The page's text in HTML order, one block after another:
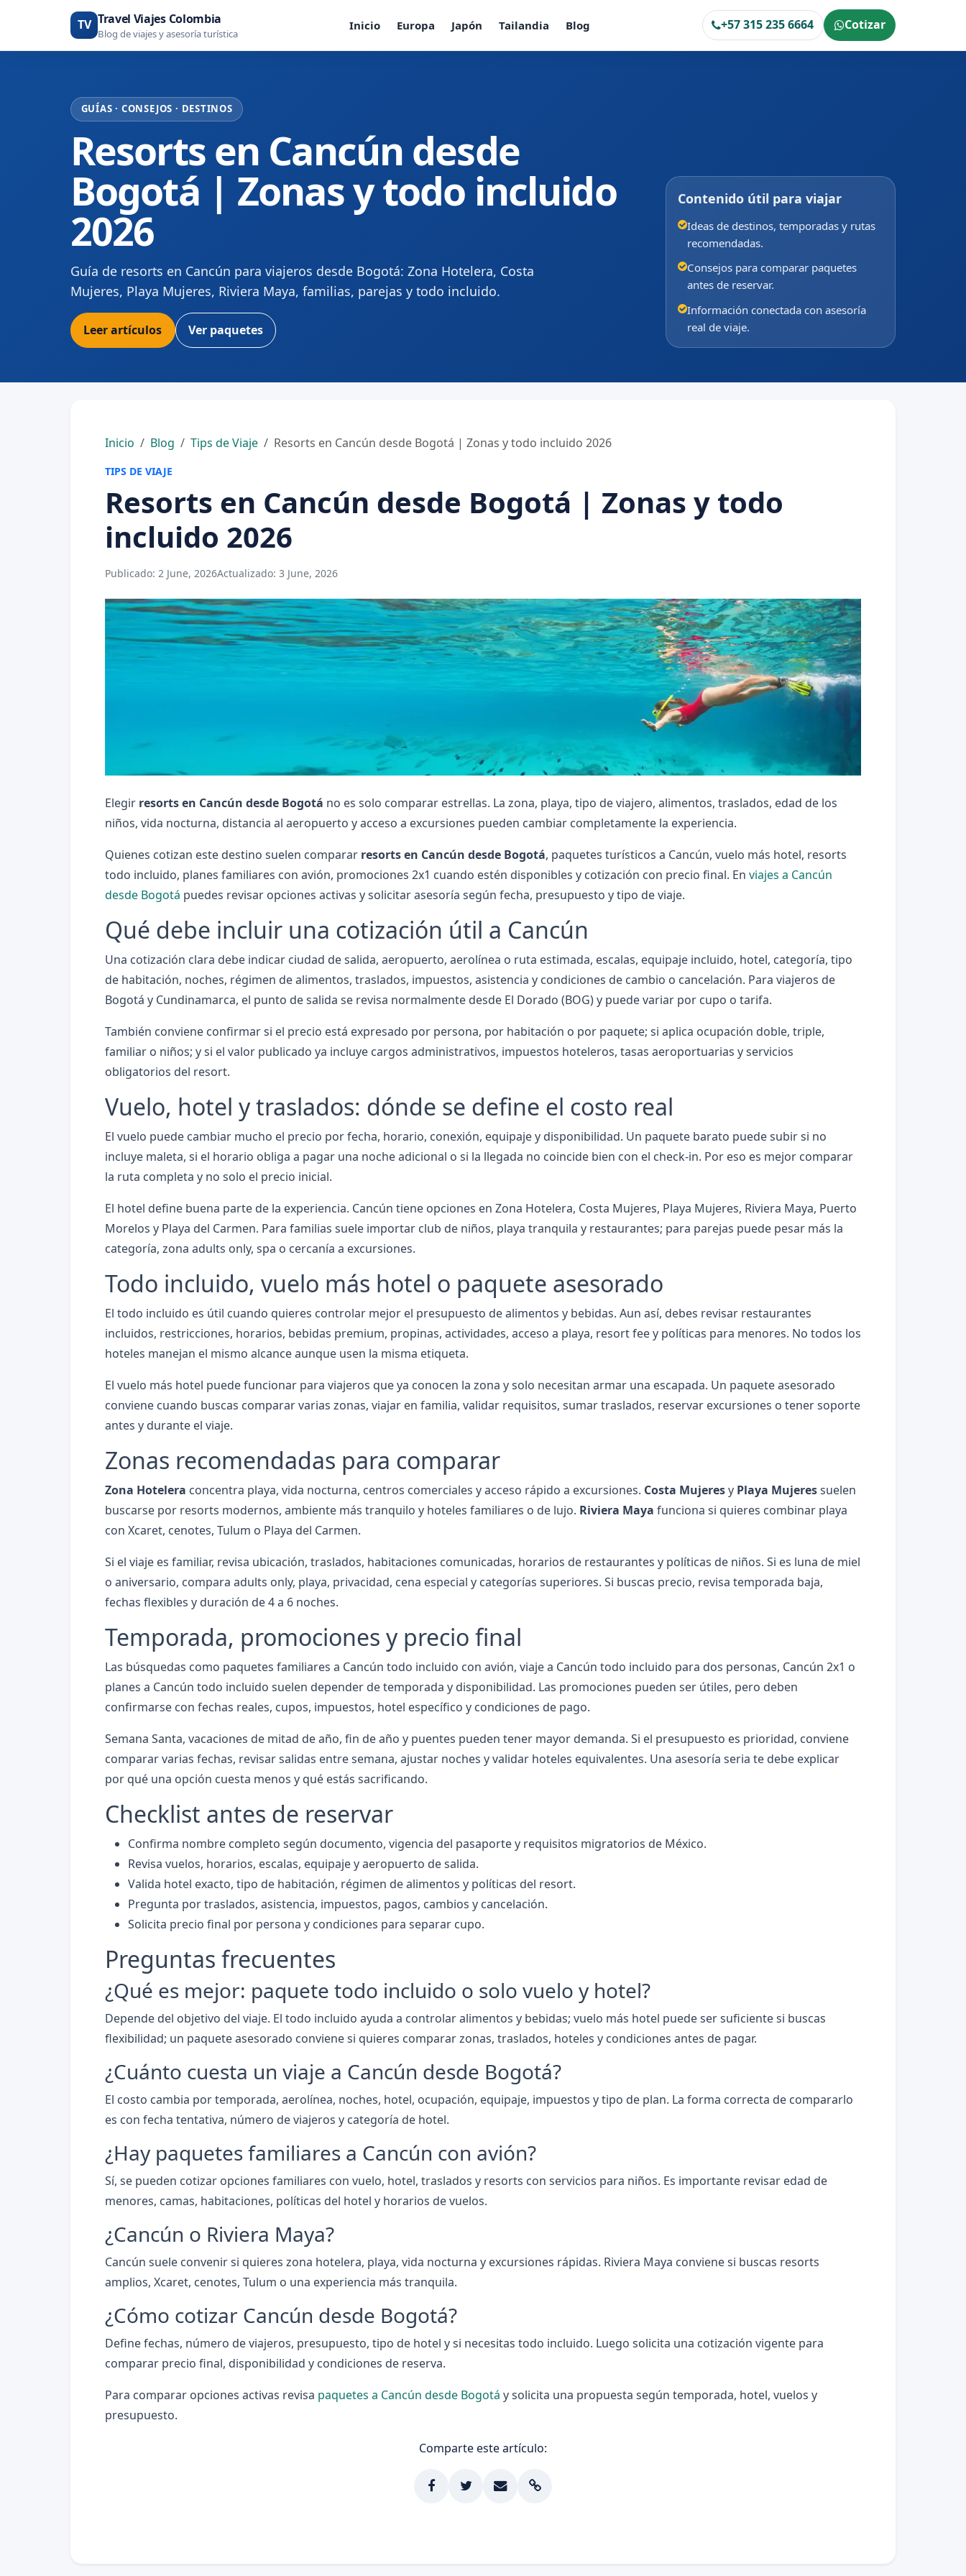
TV Travel Viajes Colombia
Blog de viajes y asesoría turística
Inicio Europa Japón Tailandia Blog +57 315 235 6664 Cotizar
GUÍAS · CONSEJOS · DESTINOS
Resorts en Cancún desde
Bogotá | Zonas y todo incluido
2026
Guía de resorts en Cancún para viajeros desde Bogotá: Zona Hotelera, Costa
Mujeres, Playa Mujeres, Riviera Maya, familias, parejas y todo incluido.
Leer artículos Ver paquetes
Contenido útil para viajar
Ideas de destinos, temporadas y rutas
recomendadas.
Consejos para comparar paquetes
antes de reservar.
Información conectada con asesoría
real de viaje.
Inicio Blog Tips de Viaje Resorts en Cancún desde Bogotá | Zonas y todo incluido 2026
TIPS DE VIAJE
Resorts en Cancún desde Bogotá | Zonas y todo
incluido 2026
Publicado: 2 June, 2026Actualizado: 3 June, 2026
Elegir resorts en Cancún desde Bogotá no es solo comparar estrellas. La zona, playa, tipo de viajero, alimentos, traslados, edad de los
niños, vida nocturna, distancia al aeropuerto y acceso a excursiones pueden cambiar completamente la experiencia.
Quienes cotizan este destino suelen comparar resorts en Cancún desde Bogotá, paquetes turísticos a Cancún, vuelo más hotel, resorts
todo incluido, planes familiares con avión, promociones 2x1 cuando estén disponibles y cotización con precio final. En viajes a Cancún
desde Bogotá puedes revisar opciones activas y solicitar asesoría según fecha, presupuesto y tipo de viaje.
Qué debe incluir una cotización útil a Cancún
Una cotización clara debe indicar ciudad de salida, aeropuerto, aerolínea o ruta estimada, escalas, equipaje incluido, hotel, categoría, tipo
de habitación, noches, régimen de alimentos, traslados, impuestos, asistencia y condiciones de cambio o cancelación. Para viajeros de
Bogotá y Cundinamarca, el punto de salida se revisa normalmente desde El Dorado (BOG) y puede variar por cupo o tarifa.
También conviene confirmar si el precio está expresado por persona, por habitación o por paquete; si aplica ocupación doble, triple,
familiar o niños; y si el valor publicado ya incluye cargos administrativos, impuestos hoteleros, tasas aeroportuarias y servicios
obligatorios del resort.
Vuelo, hotel y traslados: dónde se define el costo real
El vuelo puede cambiar mucho el precio por fecha, horario, conexión, equipaje y disponibilidad. Un paquete barato puede subir si no
incluye maleta, si el horario obliga a pagar una noche adicional o si la llegada no coincide bien con el check-in. Por eso es mejor comparar
la ruta completa y no solo el precio inicial.
El hotel define buena parte de la experiencia. Cancún tiene opciones en Zona Hotelera, Costa Mujeres, Playa Mujeres, Riviera Maya, Puerto
Morelos y Playa del Carmen. Para familias suele importar club de niños, playa tranquila y restaurantes; para parejas puede pesar más la
categoría, zona adults only, spa o cercanía a excursiones.
Todo incluido, vuelo más hotel o paquete asesorado
El todo incluido es útil cuando quieres controlar mejor el presupuesto de alimentos y bebidas. Aun así, debes revisar restaurantes
incluidos, restricciones, horarios, bebidas premium, propinas, actividades, acceso a playa, resort fee y políticas para menores. No todos los
hoteles manejan el mismo alcance aunque usen la misma etiqueta.
El vuelo más hotel puede funcionar para viajeros que ya conocen la zona y solo necesitan armar una escapada. Un paquete asesorado
conviene cuando buscas comparar varias zonas, viajar en familia, validar requisitos, sumar traslados, reservar excursiones o tener soporte
antes y durante el viaje.
Zonas recomendadas para comparar
Zona Hotelera concentra playa, vida nocturna, centros comerciales y acceso rápido a excursiones. Costa Mujeresy Playa Mujeressuelen
buscarse por resorts modernos, ambiente más tranquilo y hoteles familiares o de lujo. Riviera Maya funciona si quieres combinar playa
con Xcaret, cenotes, Tulum o Playa del Carmen.
Si el viaje es familiar, revisa ubicación, traslados, habitaciones comunicadas, horarios de restaurantes y políticas de niños. Si es luna de miel
o aniversario, compara adults only, playa, privacidad, cena especial y categorías superiores. Si buscas precio, revisa temporada baja,
fechas flexibles y duración de 4 a 6 noches.
Temporada, promociones y precio final
Las búsquedas como paquetes familiares a Cancún todo incluido con avión, viaje a Cancún todo incluido para dos personas, Cancún 2x1 o
planes a Cancún todo incluido suelen depender de temporada y disponibilidad. Las promociones pueden ser útiles, pero deben
confirmarse con fechas reales, cupos, impuestos, hotel específico y condiciones de pago.
Semana Santa, vacaciones de mitad de año, fin de año y puentes pueden tener mayor demanda. Si el presupuesto es prioridad, conviene
comparar varias fechas, revisar salidas entre semana, ajustar noches y validar hoteles equivalentes. Una asesoría seria te debe explicar
por qué una opción cuesta menos y qué estás sacrificando.
Checklist antes de reservar
Confirma nombre completo según documento, vigencia del pasaporte y requisitos migratorios de México.
Revisa vuelos, horarios, escalas, equipaje y aeropuerto de salida.
Valida hotel exacto, tipo de habitación, régimen de alimentos y políticas del resort.
Pregunta por traslados, asistencia, impuestos, pagos, cambios y cancelación.
Solicita precio final por persona y condiciones para separar cupo.
Preguntas frecuentes
¿Qué es mejor: paquete todo incluido o solo vuelo y hotel?
Depende del objetivo del viaje. El todo incluido ayuda a controlar alimentos y bebidas; vuelo más hotel puede ser suficiente si buscas
flexibilidad; un paquete asesorado conviene si quieres comparar zonas, traslados, hoteles y condiciones antes de pagar.
¿Cuánto cuesta un viaje a Cancún desde Bogotá?
El costo cambia por temporada, aerolínea, noches, hotel, ocupación, equipaje, impuestos y tipo de plan. La forma correcta de compararlo
es con fecha tentativa, número de viajeros y categoría de hotel.
¿Hay paquetes familiares a Cancún con avión?
Sí, se pueden cotizar opciones familiares con vuelo, hotel, traslados y resorts con servicios para niños. Es importante revisar edad de
menores, camas, habitaciones, políticas del hotel y horarios de vuelos.
¿Cancún o Riviera Maya?
Cancún suele convenir si quieres zona hotelera, playa, vida nocturna y excursiones rápidas. Riviera Maya conviene si buscas resorts
amplios, Xcaret, cenotes, Tulum o una experiencia más tranquila.
¿Cómo cotizar Cancún desde Bogotá?
Define fechas, número de viajeros, presupuesto, tipo de hotel y si necesitas todo incluido. Luego solicita una cotización vigente para
comparar precio final, disponibilidad y condiciones de reserva.
Para comparar opciones activas revisa paquetes a Cancún desde Bogotá y solicita una propuesta según temporada, hotel, vuelos y
presupuesto.
Comparte este artículo: